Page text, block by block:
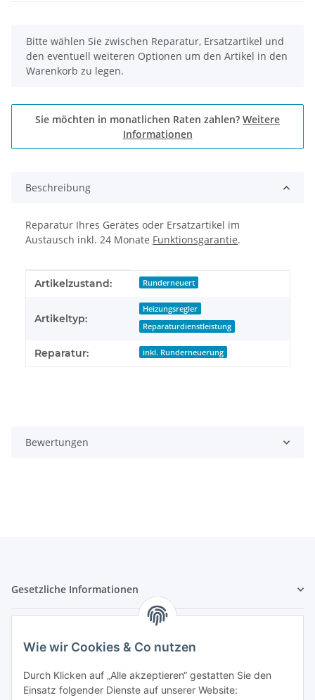
Wie wir Cookies & Co nutzen
Durch Klicken auf „Alle akzeptieren“ gestatten Sie den
Einsatz folgender Dienste auf unserer Website:
x
Bitte wählen Sie zwischen Reparatur, Ersatzartikel und
den eventuell weiteren Optionen um den Artikel in den
Warenkorb zu legen.
Sie möchten in monatlichen Raten zahlen? Weitere
Informationen
Beschreibung
Reparatur Ihres Gerätes oder Ersatzartikel im
Austausch inkl. 24 Monate Funktionsgarantie.
Produkteigenschaft
Wert
Artikelzustand: Runderneuert
Artikeltyp:
Heizungsregler
Reparaturdienstleistung
Reparatur: inkl. Runderneuerung
Bewertungen
Gesetzliche Informationen